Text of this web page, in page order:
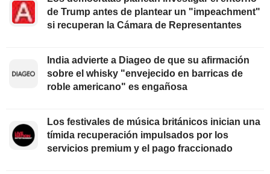
de Trump antes de plantear un "impeachment"
si recuperan la Cámara de Representantes
India advierte a Diageo de que su afirmación
sobre el whisky "envejecido en barricas de
roble americano" es engañosa
Los festivales de música británicos inician una
tímida recuperación impulsados por los
servicios premium y el pago fraccionado